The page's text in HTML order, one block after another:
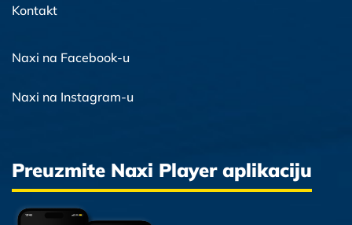
Kontakt
Naxi na Facebook-u
Naxi na Instagram-u
Preuzmite Naxi Player aplikaciju